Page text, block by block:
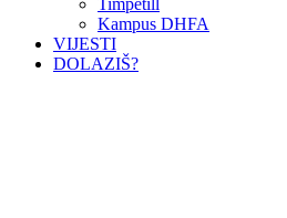
Kampus DHFA
VIJESTI
DOLAZIŠ?